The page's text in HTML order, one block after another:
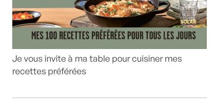
Je vous invite à ma table pour cuisiner mes
recettes préférées